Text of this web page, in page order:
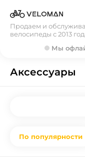
Продаем и
велосипеды с 2013
Мы
Аксессуары
По популярности